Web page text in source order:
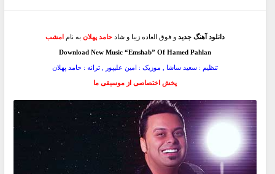
دانلود آهنگ جدیدو فوق العاده زیبا و شاد حامد پهلانبه نام امشب
Download New Music “Emshab” Of Hamed Pahlan
تنظیم : سعید ساشا , موزیک : امین علیپور , ترانه : حامد پهلان
پخش اختصاصی از موسیقی ما